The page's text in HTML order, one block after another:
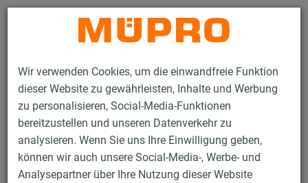
Wir verwenden Cookies, um die einwandfreie Funktion
dieser Website zu gewährleisten, Inhalte und Werbung
zu personalisieren, Social-Media-Funktionen
bereitzustellen und unseren Datenverkehr zu
analysieren. Wenn Sie uns Ihre Einwilligung geben,
können wir auch unsere Social-Media-, Werbe- und
Analysepartner über Ihre Nutzung dieser Website
Kontakt
Produkte Befestigungstechnik
Installationsschienen
DÄMMGULAST® Schienenprofile